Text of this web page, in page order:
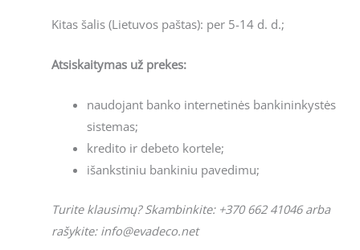
Kitas šalis (Lietuvos paštas): per 5-14 d. d.;
Atsiskaitymas už prekes:
naudojant banko internetinės bankininkystės
sistemas;
kredito ir debeto kortele;
išankstiniu bankiniu pavedimu;
Turite klausimų? Skambinkite: +370 662 41046 arba
rašykite: info@evadeco.net